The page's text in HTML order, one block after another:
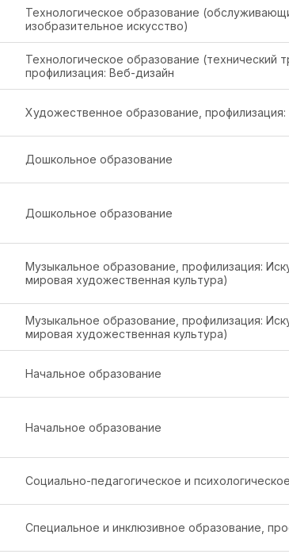
Технологическое образование
изобразительное искусство)
Технологическое образование (технический
профилизация: Веб-дизайн
Художественное образование,
Дошкольное образование
Дошкольное образование
Музыкальное образование, профилизация:
мировая художественная культура)
Музыкальное образование, профилизация:
мировая художественная культура)
Начальное образование
Начальное образование
Социально­-педагогическое и
Специальное и инклюзивное образование,